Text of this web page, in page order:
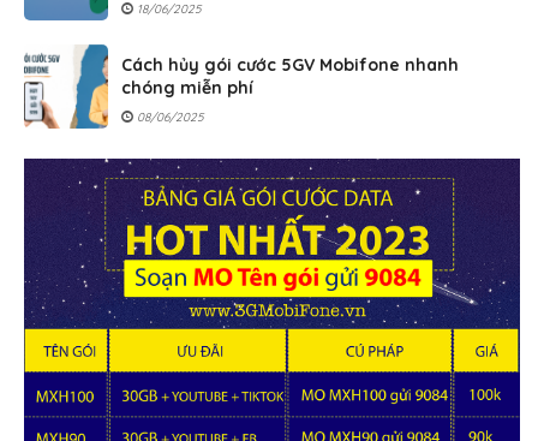
18/06/2025
Cách hủy gói cước 5GV Mobifone nhanh
chóng miễn phí
08/06/2025